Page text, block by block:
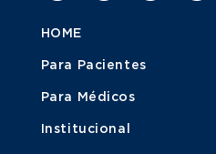
HOME
Para Pacientes
Para Médicos
Institucional